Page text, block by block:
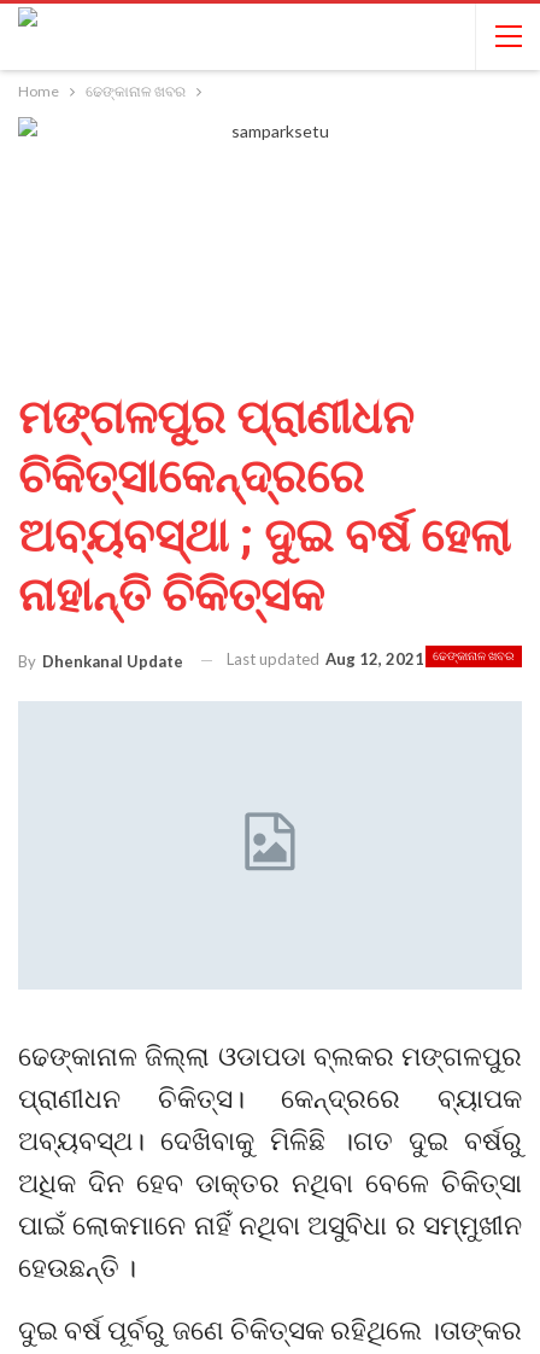
Home ଢେଙ୍କାନାଳ ଖବର
ମଙ୍ଗଳପୁର ପ୍ରାଣୀଧନ
ଚିକିତ୍ସାକେନ୍ଦ୍ରରେ
ଅବ୍ୟବସ୍ଥା ; ଦୁଇ ବର୍ଷ ହେଲା
ନାହାନ୍ତି ଚିକିତ୍ସକ
ଢେଙ୍କାନାଳ ଖବର
By Dhenkanal Update Last updated Aug 12, 2021
ଢେଙ୍କାନାଳ ଜିଲ୍ଲା ଓଡାପଡା ବ୍ଲକର ମଙ୍ଗଳପୁର
ପ୍ରାଣୀଧନ ଚିକିତ୍ସ। କେନ୍ଦ୍ରରେ ବ୍ୟାପକ
ଅବ୍ୟବସ୍ଥ। ଦେଖିବାକୁ ମିଳିଛି ।ଗତ ଦୁଇ ବର୍ଷରୁ
ଅଧିକ ଦିନ ହେବ ଡାକ୍ତର ନଥିବା ବେଳେ ଚିକିତ୍ସା
ପାଇଁ ଲୋକମାନେ ନାହିଁ ନଥିବା ଅସୁବିଧା ର ସମ୍ମୁଖୀନ
ହେଉଛନ୍ତି ।
ଦୁଇ ବର୍ଷ ପୂର୍ବରୁ ଜଣେ ଚିକିତ୍ସକ ରହିଥିଲେ ।ତାଙ୍କର